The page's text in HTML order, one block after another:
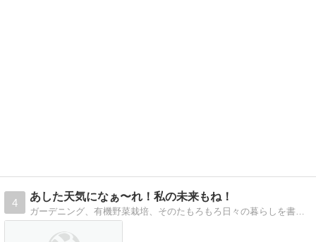
4
あした天気になぁ〜れ！私の未来もね！
ガーデニング、有機野菜栽培、そのたもろもろ日々の暮らしを書いてます。